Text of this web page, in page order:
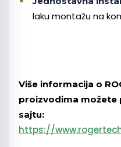
laku montažu na
Više informacija o
proizvodima možete
sajtu:
https://